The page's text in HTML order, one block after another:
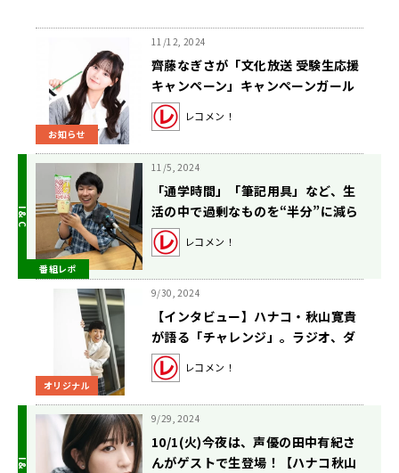
お知らせ
11/12, 2024
齊藤なぎさが「文化放送 受験生応援
キャンペーン」キャンペーンガール
に就任決定！
レコメン！
番組レポ
11/5, 2024
「通学時間」「筆記用具」など、⽣
活の中で過剰なものを“半分”に減ら
すとイイコトがあった“ハーフグッド
なエピソード”にハナコ秋山も納
レコメン！
オリジナル
9/30, 2024
【インタビュー】ハナコ・秋山寛貴
が語る「チャレンジ」。ラジオ、ダ
ンス、アクション、“コントの原
点”の隣でリアクション…挑戦の先に
レコメン！
9/29, 2024
10/1(火)今夜は、声優の田中有紀さ
んがゲストで生登場！【ハナコ秋山